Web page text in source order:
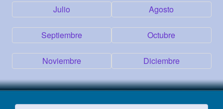
Julio Agosto
Septiembre Octubre
Noviembre Diciembre